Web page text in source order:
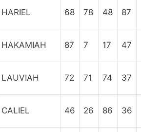
HARIEL 68 78 48 87
HAKAMIAH 87 7 17 47
LAUVIAH 72 71 74 37
CALIEL 46 26 86 36